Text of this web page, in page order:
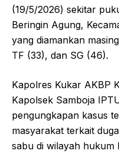
(19/5/2026) sekitar
Beringin Agung,
yang diamankan
TF (33), dan SG (46).
Kapolres Kukar AKBP
Kapolsek Samboja
pengungkapan kasus
masyarakat terkait
sabu di wilayah hukum